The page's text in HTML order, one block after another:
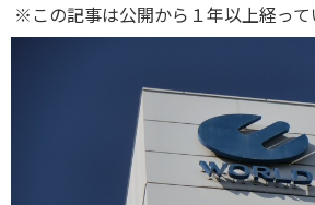
※この記事は公開から１年以上経って